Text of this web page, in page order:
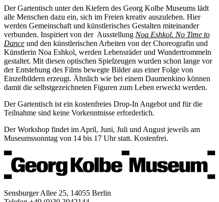
Der Gartentisch unter den Kiefern des Georg Kolbe Museums lädt
alle Menschen dazu ein, sich im Freien kreativ auszuleben. Hier
werden Gemeinschaft und künstlerisches Gestalten miteinander
verbunden. Inspiriert von der Ausstellung Noa Eshkol. No Time to
Dance und den künstlerischen Arbeiten von der Choreografin und
Künstlerin Noa Eshkol, werden Lebensräder und Wundertrommeln
gestaltet. Mit diesen optischen Spielzeugen wurden schon lange vor
der Entstehung des Films bewegte Bilder aus einer Folge von
Einzelbildern erzeugt. Ähnlich wie bei einem Daumenkino können
damit die selbstgezeichneten Figuren zum Leben erweckt werden.
Der Gartentisch ist ein kostenfreies Drop-In Angebot und für die
Teilnahme sind keine Vorkenntnisse erforderlich.
Der Workshop findet im April, Juni, Juli und August jeweils am
Museumssonntag von 14 bis 17 Uhr statt. Kostenfrei.
Sensburger Allee 25, 14055 Berlin